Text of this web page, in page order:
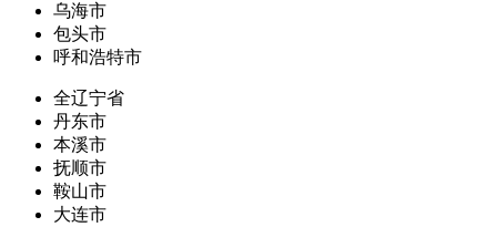
乌海市
包头市
呼和浩特市
全辽宁省
丹东市
本溪市
抚顺市
鞍山市
大连市